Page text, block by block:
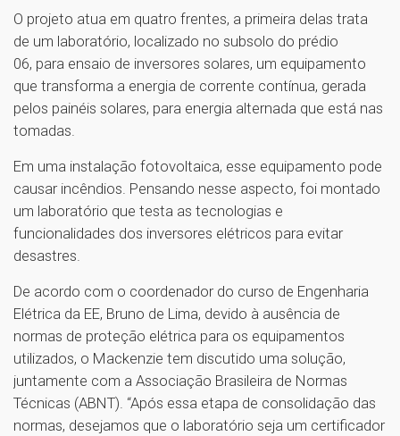
O projeto atua em quatro frentes, a primeira delas trata
de um laboratório, localizado no subsolo do prédio
06, para ensaio de inversores solares, um equipamento
que transforma a energia de corrente contínua, gerada
pelos painéis solares, para energia alternada que está nas
tomadas.
Em uma instalação fotovoltaica, esse equipamento pode
causar incêndios. Pensando nesse aspecto, foi montado
um laboratório que testa as tecnologias e
funcionalidades dos inversores elétricos para evitar
desastres.
De acordo com o coordenador do curso de Engenharia
Elétrica da EE, Bruno de Lima, devido à ausência de
normas de proteção elétrica para os equipamentos
utilizados, o Mackenzie tem discutido uma solução,
juntamente com a Associação Brasileira de Normas
Técnicas (ABNT). “Após essa etapa de consolidação das
normas, desejamos que o laboratório seja um certificador